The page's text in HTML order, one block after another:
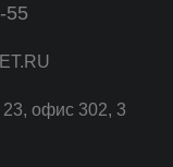
55
23, офис 302, 3